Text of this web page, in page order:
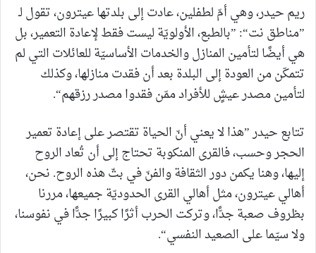
ريم حيدر، وهي أمّ لطفلين، عادت إلى بلدتها عيترون، تقول لـ
”مناطق نت“: ”بالطبع، الأولويّة ليست فقط لإعادة التعمير، بل
هي أيضًا لتأمين المنازل والخدمات الأساسيّة للعائلات التي لم
تتمكّن من العودة إلى البلدة بعد أن فقدت منازلها، وكذلك
لتأمين مصدر عيشٍ للأفراد ممّن فقدوا مصدر رزقهم“.
تتابع حيدر ”هذا لا يعني أنّ الحياة تقتصر على إعادة تعمير
الحجر وحسب، فالقرى المنكوبة تحتاج إلى أن تُعاد الروح
إليها، وهنا يكمن دور الثقافة والفنّ في بثّ هذه الروح. نحن،
أهالي عيترون، مثل أهالي القرى الحدوديّة جميعها، مررنا
بظروف صعبة جدًّا، وتركت الحرب أثرًا كبيرًا جدًّا في نفوسنا،
ولا سيّما على الصعيد النفسي“.